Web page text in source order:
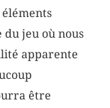
jeu où nous
apparente
être